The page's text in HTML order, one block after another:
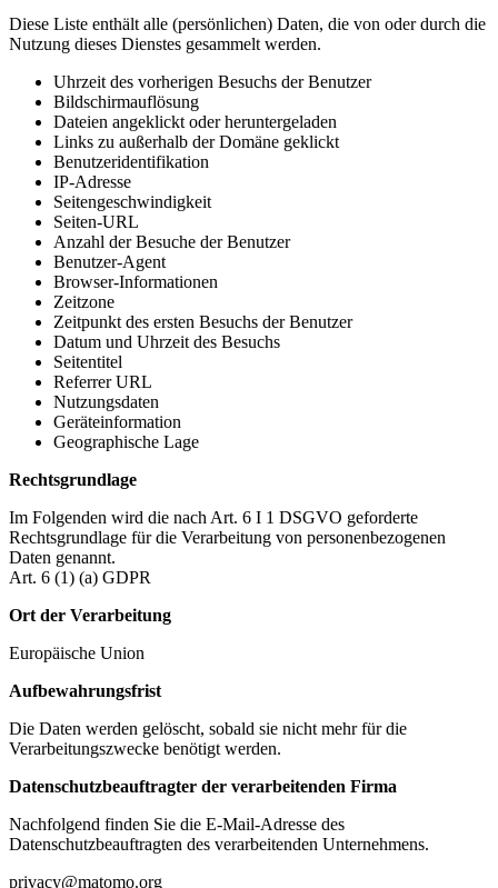
Diese Liste enthält alle (persönlichen) Daten, die von oder durch die
Nutzung dieses Dienstes gesammelt werden.
Uhrzeit des vorherigen Besuchs der Benutzer
Bildschirmauflösung
Dateien angeklickt oder heruntergeladen
Links zu außerhalb der Domäne geklickt
Benutzeridentifikation
IP-Adresse
Seitengeschwindigkeit
Seiten-URL
Anzahl der Besuche der Benutzer
Benutzer-Agent
Browser-Informationen
Zeitzone
Zeitpunkt des ersten Besuchs der Benutzer
Datum und Uhrzeit des Besuchs
Seitentitel
Referrer URL
Nutzungsdaten
Geräteinformation
Geographische Lage
Rechtsgrundlage
Im Folgenden wird die nach Art. 6 I 1 DSGVO geforderte
Rechtsgrundlage für die Verarbeitung von personenbezogenen
Daten genannt.
Art. 6 (1) (a) GDPR
Ort der Verarbeitung
Europäische Union
Aufbewahrungsfrist
Die Daten werden gelöscht, sobald sie nicht mehr für die
Verarbeitungszwecke benötigt werden.
Datenschutzbeauftragter der verarbeitenden Firma
Nachfolgend finden Sie die E-Mail-Adresse des
Datenschutzbeauftragten des verarbeitenden Unternehmens.
privacy@matomo.org